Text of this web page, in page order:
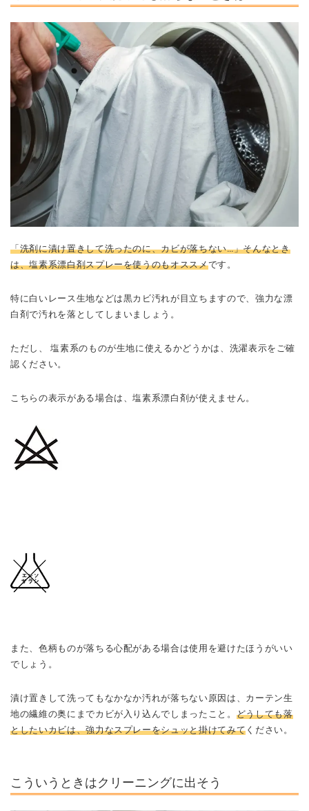
「洗剤に漬け置きして洗ったのに、カビが落ちない…」そんなとき
は、塩素系漂白剤スプレーを使うのもオススメです。
特に白いレース生地などは黒カビ汚れが目立ちますので、強力な漂
白剤で汚れを落としてしまいましょう。
ただし、 塩素系のものが生地に使えるかどうかは、洗濯表示をご確
認ください。
こちらの表示がある場合は、塩素系漂白剤が使えません。
また、色柄ものが落ちる心配がある場合は使用を避けたほうがいい
でしょう。
漬け置きして洗ってもなかなか汚れが落ちない原因は、カーテン生
地の繊維の奥にまでカビが入り込んでしまったこと。 どうしても落
としたいカビは、強力なスプレーをシュッと掛けてみて ください。
こういうときはクリーニングに出そう